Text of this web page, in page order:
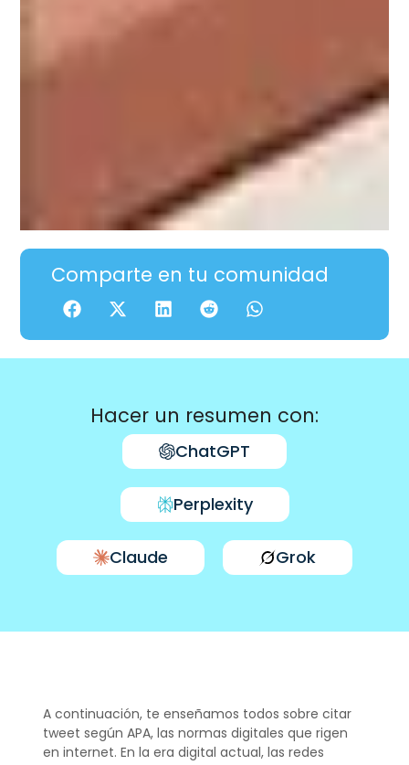
Comparte en tu comunidad
Hacer un resumen con:
ChatGPT
Perplexity
Claude Grok
A continuación, te enseñamos todos sobre citar
tweet según APA, las normas digitales que rigen
en internet. En la era digital actual, las redes